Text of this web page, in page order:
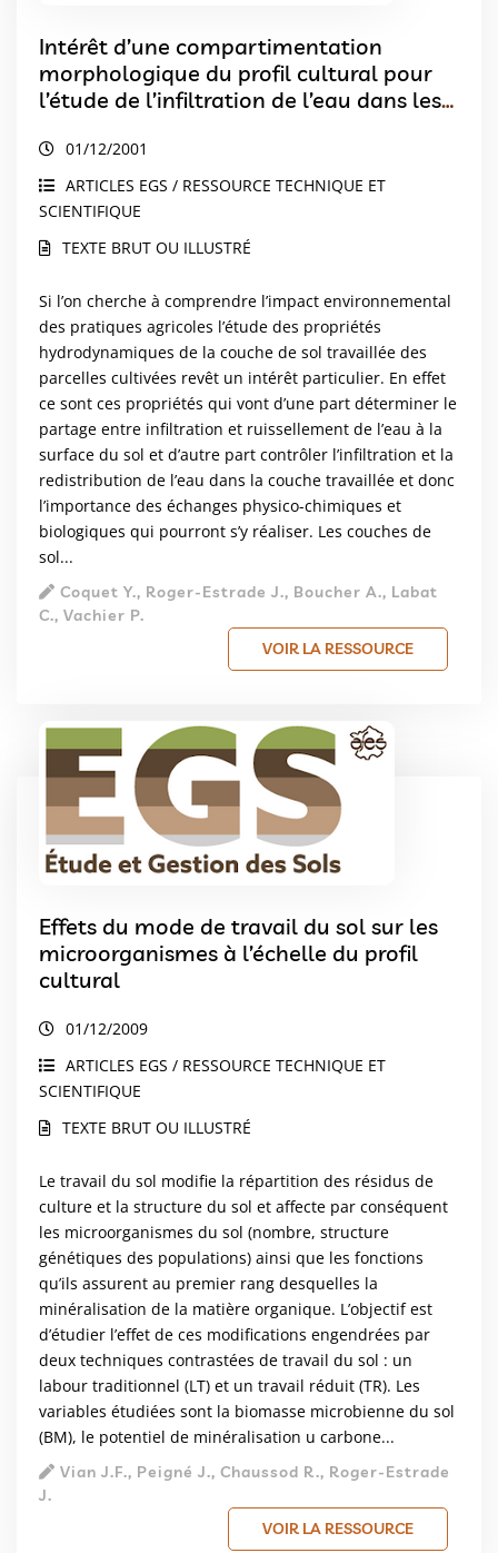
Intérêt d’une compartimentation
morphologique du profil cultural pour
l’étude de l’infiltration de l’eau dans les
résultats
01/12/2001
ARTICLES EGS / RESSOURCE TECHNIQUE ET
SCIENTIFIQUE
TEXTE BRUT OU ILLUSTRÉ
Si l’on cherche à comprendre l’impact environnemental
des pratiques agricoles l’étude des propriétés
hydrodynamiques de la couche de sol travaillée des
parcelles cultivées revêt un intérêt particulier. En effet
ce sont ces propriétés qui vont d’une part déterminer le
partage entre infiltration et ruissellement de l’eau à la
surface du sol et d’autre part contrôler l’infiltration et la
redistribution de l’eau dans la couche travaillée et donc
l’importance des échanges physico-chimiques et
biologiques qui pourront s’y réaliser. Les couches de
sol...
Coquet Y., Roger-Estrade J., Boucher A., Labat
C., Vachier P.
VOIR LA RESSOURCE
Effets du mode de travail du sol sur les
microorganismes à l’échelle du profil
cultural
01/12/2009
ARTICLES EGS / RESSOURCE TECHNIQUE ET
SCIENTIFIQUE
TEXTE BRUT OU ILLUSTRÉ
Le travail du sol modifie la répartition des résidus de
culture et la structure du sol et affecte par conséquent
les microorganismes du sol (nombre, structure
génétiques des populations) ainsi que les fonctions
qu’ils assurent au premier rang desquelles la
minéralisation de la matière organique. L’objectif est
d’étudier l’effet de ces modifications engendrées par
deux techniques contrastées de travail du sol : un
labour traditionnel (LT) et un travail réduit (TR). Les
variables étudiées sont la biomasse microbienne du sol
(BM), le potentiel de minéralisation u carbone...
Vian J.F., Peigné J., Chaussod R., Roger-Estrade
J.
VOIR LA RESSOURCE